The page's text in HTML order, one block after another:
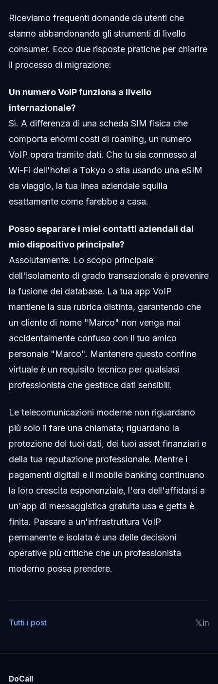
Riceviamo frequenti domande da utenti che
stanno abbandonando gli strumenti di livello
consumer. Ecco due risposte pratiche per chiarire
il processo di migrazione:
Un numero VoIP funziona a livello
internazionale?
Sì. A differenza di una scheda SIM fisica che
comporta enormi costi di roaming, un numero
VoIP opera tramite dati. Che tu sia connesso al
Wi-Fi dell'hotel a Tokyo o stia usando una eSIM
da viaggio, la tua linea aziendale squilla
esattamente come farebbe a casa.
Posso separare i miei contatti aziendali dal
mio dispositivo principale?
Assolutamente. Lo scopo principale
dell'isolamento di grado transazionale è prevenire
la fusione dei database. La tua app VoIP
mantiene la sua rubrica distinta, garantendo che
un cliente di nome "Marco" non venga mai
accidentalmente confuso con il tuo amico
personale "Marco". Mantenere questo confine
virtuale è un requisito tecnico per qualsiasi
professionista che gestisce dati sensibili.
Le telecomunicazioni moderne non riguardano
più solo il fare una chiamata; riguardano la
protezione dei tuoi dati, dei tuoi asset finanziari e
della tua reputazione professionale. Mentre i
pagamenti digitali e il mobile banking continuano
la loro crescita esponenziale, l'era dell'affidarsi a
un'app di messaggistica gratuita usa e getta è
finita. Passare a un'infrastruttura VoIP
permanente e isolata è una delle decisioni
operative più critiche che un professionista
moderno possa prendere.
Tutti i post 𝕏in
DoCall